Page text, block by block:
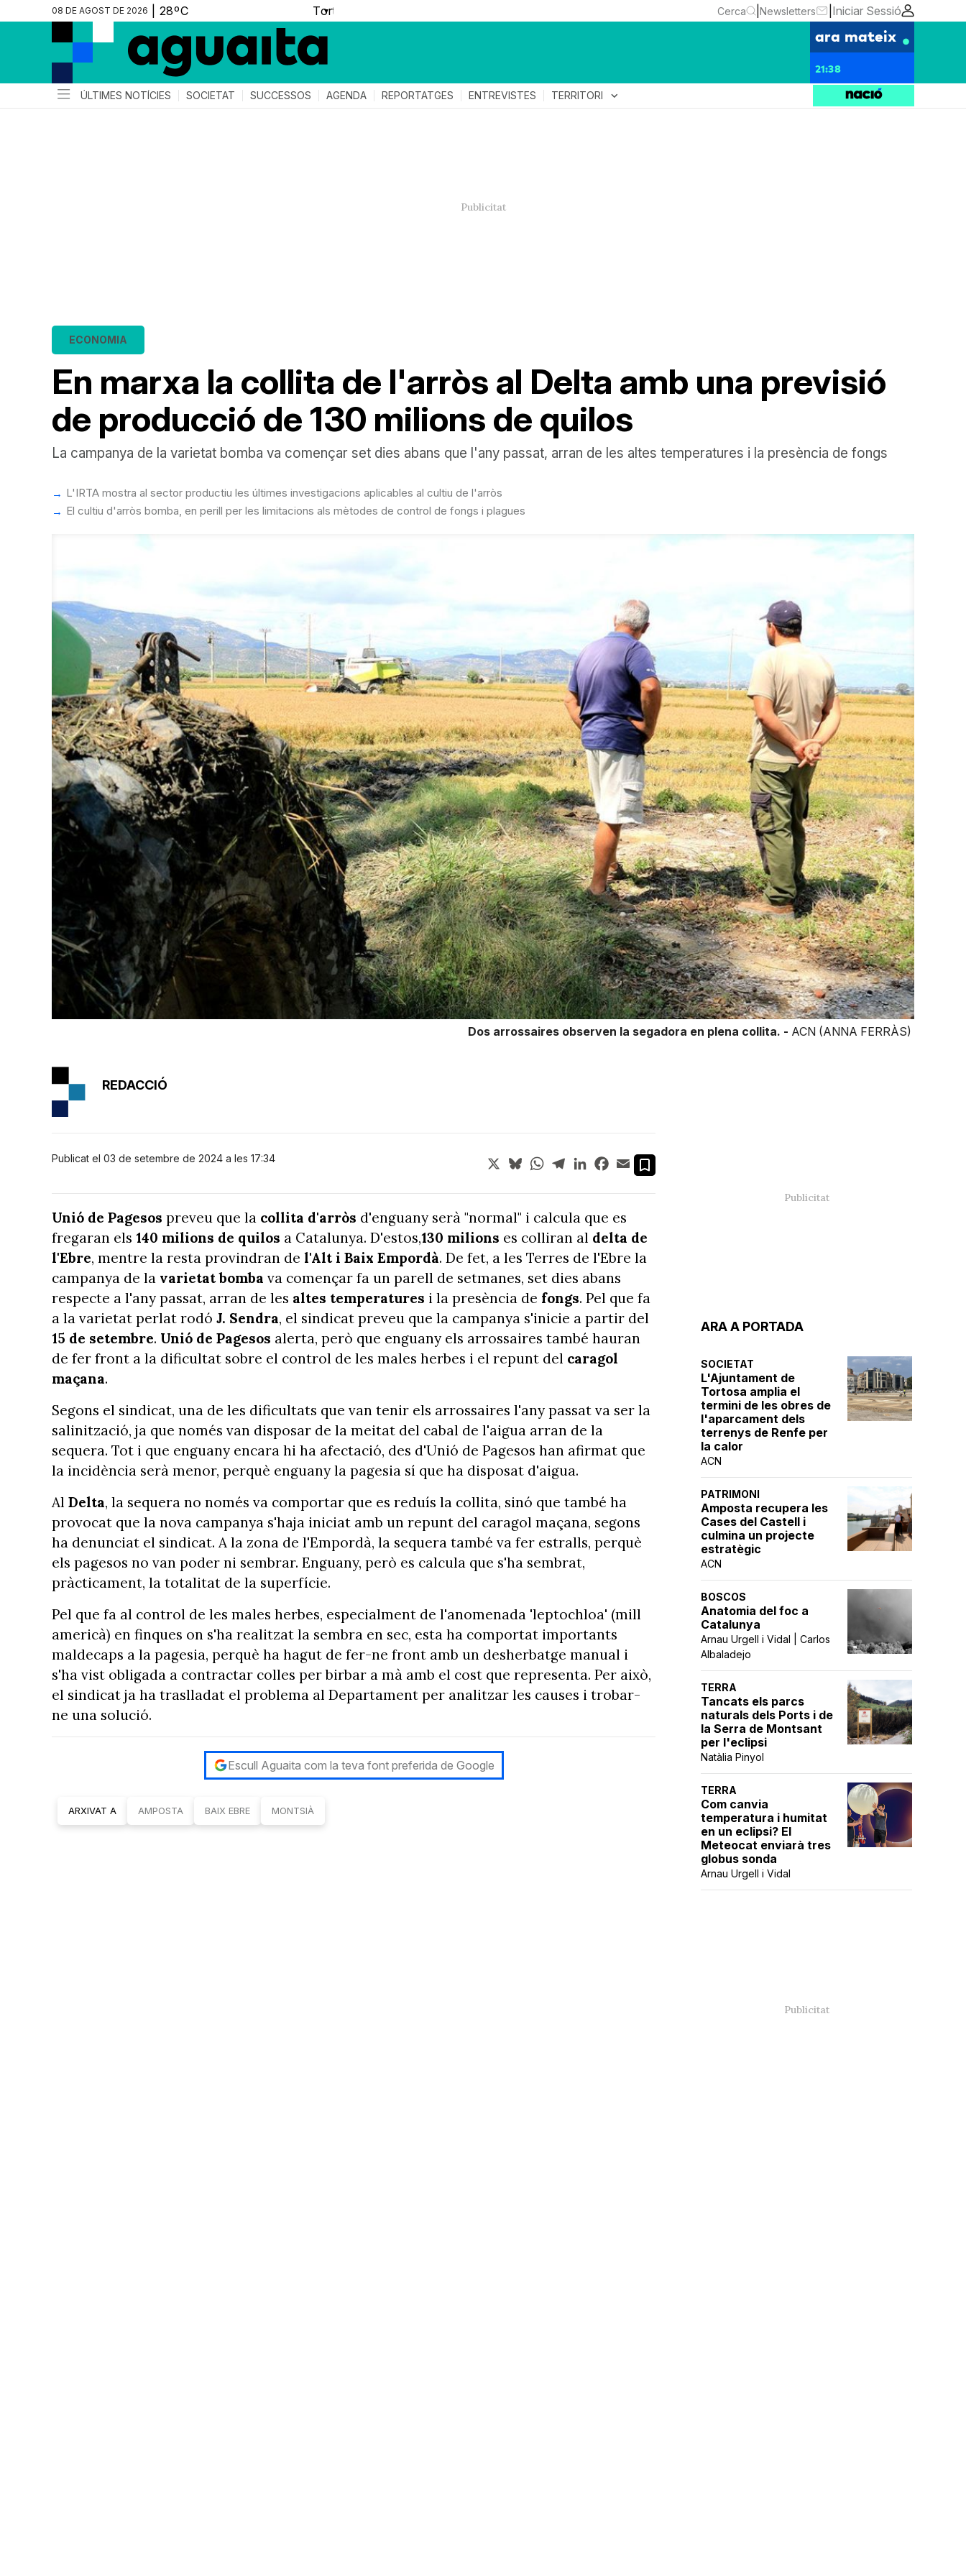
08 DE AGOST DE 2026 ▼ Cerca Newsletters Iniciar Sessió
ara mateix
21:38
ÚLTIMES NOTÍCIES SOCIETAT SUCCESSOS AGENDA REPORTATGES ENTREVISTES TERRITORI expand_more
En marxa la collita de l'arròs al Delta amb una previsió
de producció de 130 milions de quilos
ECONOMIA
La campanya de la varietat bomba va començar set dies abans que l'any passat, arran de les altes temperatures i la presència de fongs
L'IRTA mostra al sector productiu les últimes investigacions aplicables al cultiu de l'arròs
El cultiu d'arròs bomba, en perill per les limitacions als mètodes de control de fongs i plagues
Dos arrossaires observen la segadora en plena collita. - ACN (ANNA FERRÀS)
ARA A PORTADA
SOCIETAT
L'Ajuntament de
Tortosa amplia el
termini de les obres de
l'aparcament dels
terrenys de Renfe per
la calor
ACN
PATRIMONI
Amposta recupera les
Cases del Castell i
culmina un projecte
estratègic
ACN
BOSCOS
Anatomia del foc a
Catalunya
Arnau Urgell i Vidal | Carlos
Albaladejo
TERRA
Tancats els parcs
naturals dels Ports i de
la Serra de Montsant
per l'eclipsi
Natàlia Pinyol
TERRA
Com canvia
temperatura i humitat
en un eclipsi? El
Meteocat enviarà tres
globus sonda
Arnau Urgell i Vidal
REDACCIÓ
Publicat el 03 de setembre de 2024 a les 17:34 X BlueskyWhatsApp
TelegramLinkedInFacebook
Email
Unió de Pagesos preveu que la collita d'arròs d'enguany serà "normal" i calcula que es
fregaran els 140 milions de quilos a Catalunya. D'estos,130 milions es colliran al delta de
l'Ebre, mentre la resta provindran de l'Alt i Baix Empordà. De fet, a les Terres de l'Ebre la
campanya de la varietat bomba va començar fa un parell de setmanes, set dies abans
respecte a l'any passat, arran de les altes temperatures i la presència de fongs. Pel que fa
a la varietat perlat rodó J. Sendra, el sindicat preveu que la campanya s'inicie a partir del
15 de setembre. Unió de Pagesos alerta, però que enguany els arrossaires també hauran
de fer front a la dificultat sobre el control de les males herbes i el repunt del caragol
maçana.
Segons el sindicat, una de les dificultats que van tenir els arrossaires l'any passat va ser la
salinització, ja que només van disposar de la meitat del cabal de l'aigua arran de la
sequera. Tot i que enguany encara hi ha afectació, des d'Unió de Pagesos han afirmat que
la incidència serà menor, perquè enguany la pagesia sí que ha disposat d'aigua.
Al Delta, la sequera no només va comportar que es reduís la collita, sinó que també ha
provocat que la nova campanya s'haja iniciat amb un repunt del caragol maçana, segons
ha denunciat el sindicat. A la zona de l'Empordà, la sequera també va fer estralls, perquè
els pagesos no van poder ni sembrar. Enguany, però es calcula que s'ha sembrat,
pràcticament, la totalitat de la superfície.
Pel que fa al control de les males herbes, especialment de l'anomenada 'leptochloa' (mill
americà) en finques on s'ha realitzat la sembra en sec, esta ha comportat importants
maldecaps a la pagesia, perquè ha hagut de fer-ne front amb un desherbatge manual i
s'ha vist obligada a contractar colles per birbar a mà amb el cost que representa. Per això,
el sindicat ja ha traslladat el problema al Departament per analitzar les causes i trobar-
ne una solució.
Escull Aguaita com la teva font preferida de Google
ARXIVAT A AMPOSTA BAIX EBRE MONTSIÀ